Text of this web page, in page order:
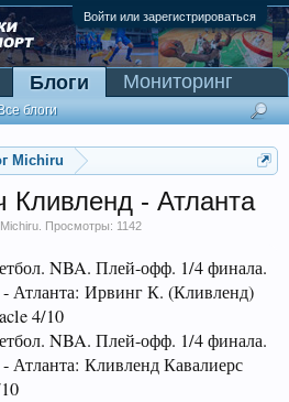
Войти или зарегистрироваться
Michiru
Кливленд - Атланта
. Просмотры: 1142
NBA. Плей-офф. 1/4 финала.
Атланта: Ирвинг К. (Кливленд)
4/10
NBA. Плей-офф. 1/4 финала.
Атланта: Кливленд Кавалиерс
Блоги
блоги
Мониторинг